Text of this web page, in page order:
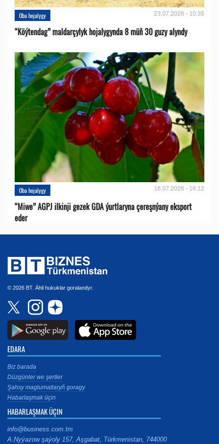
Oba hojalygy 23.07.2026 - 10:35
“Köýtendag” maldarçylyk hojalygynda 8 müň 30 guzy alyndy
Oba hojalygy 16.07.2026 - 16:12
“Miwe” AGPJ ilkinji gezek GDA ýurtlaryna çereşnýany eksport
eder
© 2026 BT. Ähli hukuklar goralandyr.
EDARA
Biz barada
Düzgünler we şertler
Şahsy maglumatlaryň goragy
Habarlaşmak üçin
HABARLAŞMAK ÜÇIN
info@business.com.tm
A.Nyýazow şaýoly 157, Aşgabat, Türkmenistan, 744000